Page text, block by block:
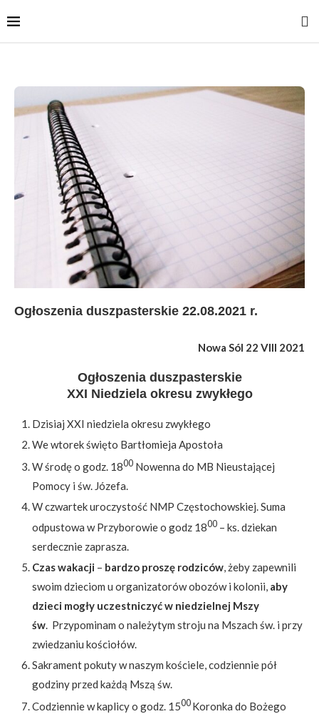
Ogłoszenia duszpasterskie 22.08.2021 r.
Nowa Sól 22 VIII 2021
Ogłoszenia duszpasterskie
XXI Niedziela okresu zwykłego
Dzisiaj XXI niedziela okresu zwykłego
We wtorek święto Bartłomieja Apostoła
W środę o godz. 1800 Nowenna do MB Nieustającej
Pomocy i św. Józefa.
W czwartek uroczystość NMP Częstochowskiej. Suma
odpustowa w Przyborowie o godz 1800 – ks. dziekan
serdecznie zaprasza.
Czas wakacji – bardzo proszę rodziców, żeby zapewnili
swoim dzieciom u organizatorów obozów i kolonii, aby
dzieci mogły uczestniczyć w niedzielnej Mszy
św. Przypominam o należytym stroju na Mszach św. i przy
zwiedzaniu kościołów.
Sakrament pokuty w naszym kościele, codziennie pół
godziny przed każdą Mszą św.
Codziennie w kaplicy o godz. 1500 Koronka do Bożego